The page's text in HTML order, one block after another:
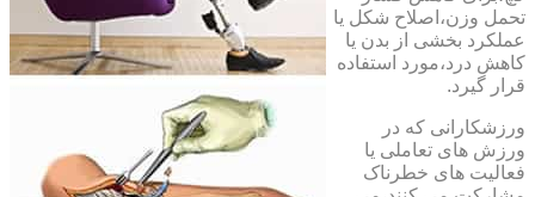
تحمل وزن،اصلاح شکل یا
عملکرد بخشی از بدن یا
کاهش درد،مورد استفاده
قرار گیرد.
ورزشکارانی که در
ورزش های تعاملی یا
فعالیت های خطرناک